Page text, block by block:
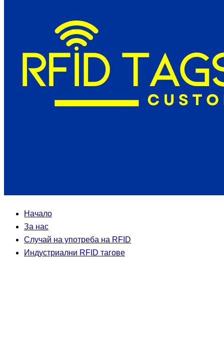
Начало
За нас
Случай на употреба на RFID
Индустриални RFID тагове